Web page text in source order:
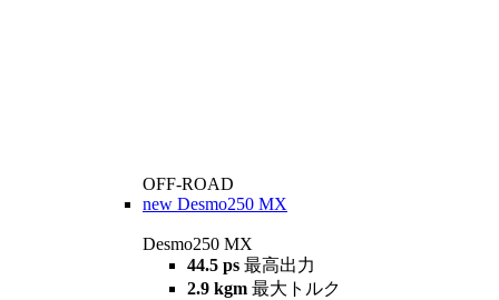
OFF-ROAD
new Desmo250 MX
Desmo250 MX
44.5 ps 最高出力
2.9 kgm 最大トルク